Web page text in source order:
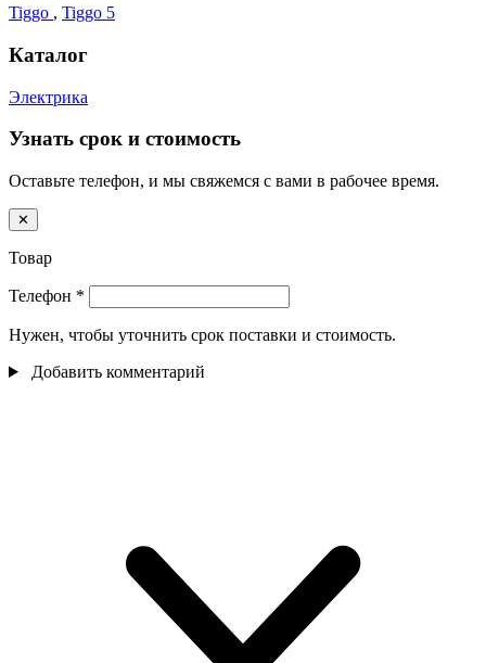
Tiggo , Tiggo 5
Каталог
Электрика
Узнать срок и стоимость
Оставьте телефон, и мы свяжемся с вами в рабочее время.
✕
Товар
Телефон *
Нужен, чтобы уточнить срок поставки и стоимость.
Добавить комментарий